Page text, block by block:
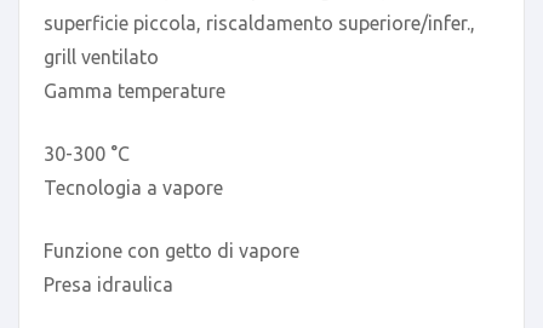
superficie piccola, riscaldamento superiore/infer.,
grill ventilato
Gamma temperature
30-300 °C
Tecnologia a vapore
Funzione con getto di vapore
Presa idraulica